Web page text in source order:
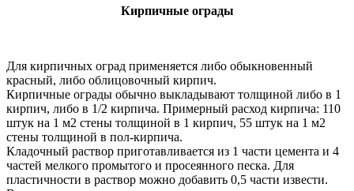
Кирпичные ограды
Для кирпичных оград применяется либо обыкновенный
красный, либо облицовочный кирпич.
Кирпичные ограды обычно выкладывают толщиной либо в 1
кирпич, либо в 1/2 кирпича. Примерный расход кирпича: 110
штук на 1 м2 стены толщиной в 1 кирпич, 55 штук на 1 м2
стены толщиной в пол-кирпича.
Кладочный раствор приготавливается из 1 части цемента и 4
частей мелкого промытого и просеянного песка. Для
пластичности в раствор можно добавить 0,5 части извести.